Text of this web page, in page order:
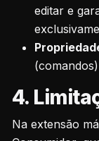
editar e
4.
Na extensão